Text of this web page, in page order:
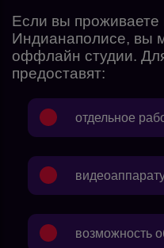
Если вы проживаете
Индианаполисе, вы
оффлайн студии.
предоставят:
отдельное
возможность